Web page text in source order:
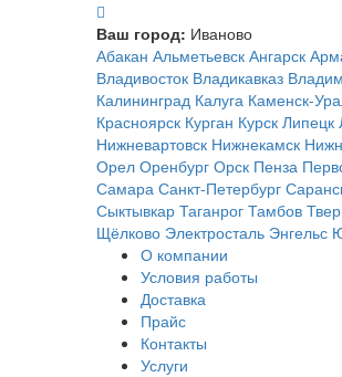
Ваш город: Иваново
Абакан Альметьевск Ангарск
Владивосток Владикавказ
Калининград Калуга Каменск-
Красноярск Курган Курск Липецк
Нижневартовск Нижнекамск
Орел Оренбург Орск Пенза
Самара Санкт-Петербург
Сыктывкар Таганрог Тамбов
Щёлково Электросталь Энгельс
О компании
Условия работы
Доставка
Прайс
Контакты
Услуги